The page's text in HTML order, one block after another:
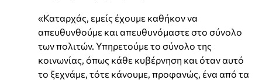
«Καταρχάς, εμείς έχουμε καθήκον να
απευθυνθούμε και απευθυνόμαστε στο σύνολο
των πολιτών. Υπηρετούμε το σύνολο της
κοινωνίας, όπως κάθε κυβέρνηση και όταν αυτό
το ξεχνάμε, τότε κάνουμε, προφανώς, ένα από τα